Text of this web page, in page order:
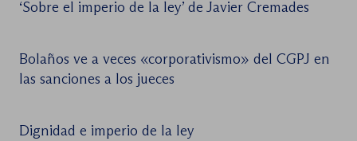
‘Sobre el imperio de la ley’ de Javier Cremades
Bolaños ve a veces «corporativismo» del CGPJ en
las sanciones a los jueces
Dignidad e imperio de la ley